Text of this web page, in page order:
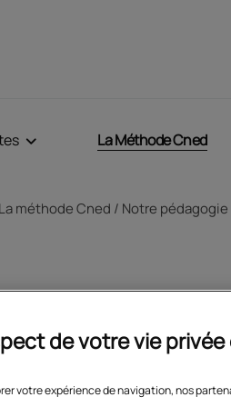
La Méthode Cned
La méthode Cned Notre pédagogie
et
la
de votre vie
votre expérience de navigation, nos